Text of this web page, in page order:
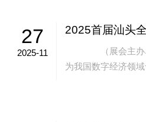
27
2025-11
（展会主办单
为我国数字经济领